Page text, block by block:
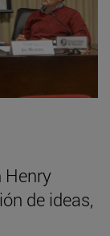
Henry
de ideas,